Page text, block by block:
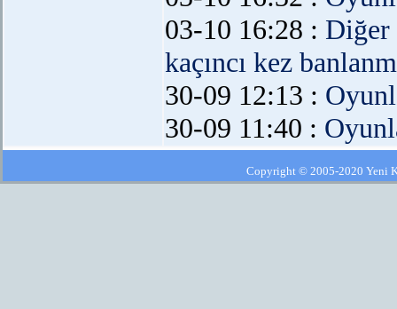
03-10 16:28 : Diğer
kaçıncı kez
30-09 12:13 :
30-09 11:40 :
Copyright © 2005-2020 Yeni